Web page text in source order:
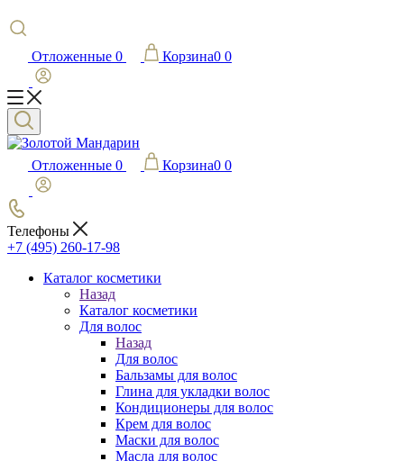
Отложенные 0 Корзина0 0
Отложенные 0 Корзина0 0
Телефоны
+7 (495) 260-17-98
Каталог косметики
Назад
Каталог косметики
Для волос
Назад
Для волос
Бальзамы для волос
Глина для укладки волос
Кондиционеры для волос
Крем для волос
Маски для волос
Масла для волос